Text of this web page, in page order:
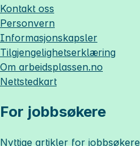
Kontakt oss
Personvern
Informasjonskapsler
Tilgjengelighetserklæring
Om arbeidsplassen.no
Nettstedkart
For jobbsøkere
Nyttige artikler for jobbsøkere